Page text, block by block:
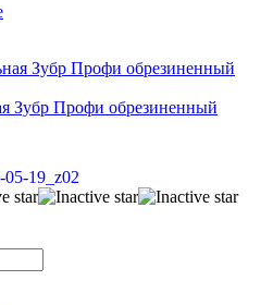
Зубр Профи обрезиненный
05-19_z02